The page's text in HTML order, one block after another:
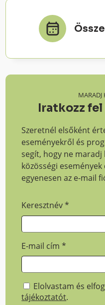
MARADJ
Iratkozz
Szeretnél elsőként
eseményekről és
segít, hogy ne
közösségi
egyenesen az e-mail
Keresztnév*
E-mail cím*
Elolvastam és
tájékoztatót.